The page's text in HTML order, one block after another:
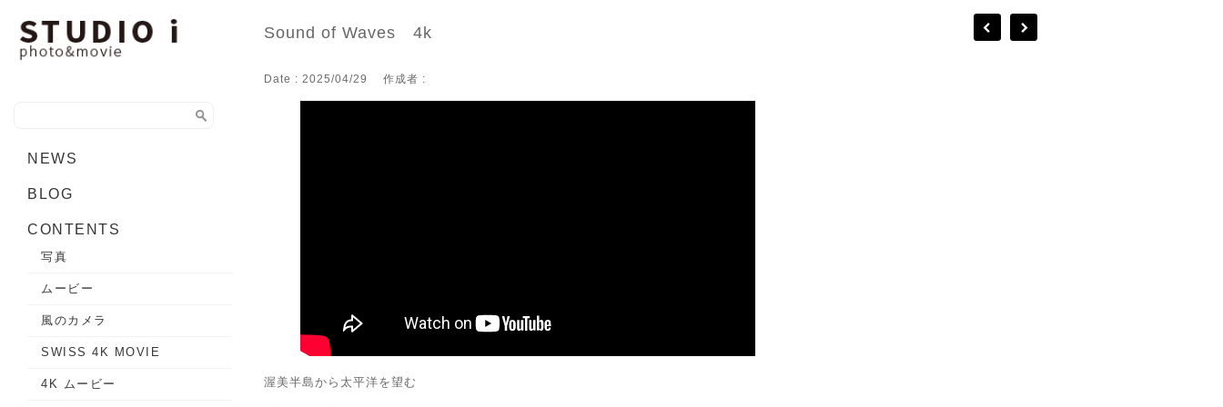
NEWS
BLOG
CONTENTS
写真
ムービー
風のカメラ
SWISS 4K MOVIE
4K ムービー
Sound of Waves 4k
Date : 2025/04/29 作成者 :
渥美半島から太平洋を望む